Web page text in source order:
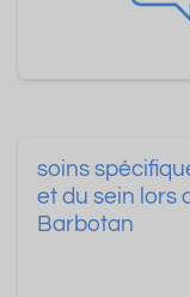
soins
et du sein lors
Barbotan